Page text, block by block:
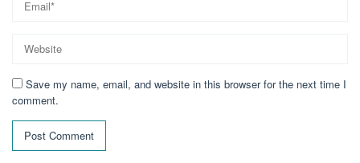
Save my name, email, and website in this browser for the next time I
comment.